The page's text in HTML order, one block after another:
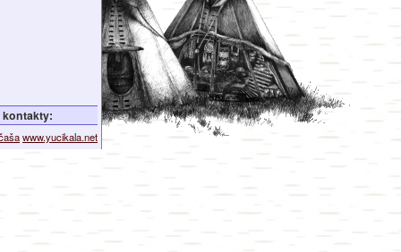
kontakty:
www.yucikala.net